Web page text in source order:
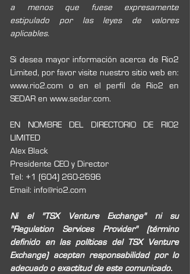
a menos que fuese expresamente
estipulado por las leyes de valores
aplicables.
Si desea mayor información acerca de Rio2
Limited, por favor visite nuestro sitio web en:
www.rio2.com o en el perfil de Rio2 en
SEDAR en www.sedar.com.
EN NOMBRE DEL DIRECTORIO DE RIO2
LIMITED
Alex Black
Presidente CEO y Director
Tel: +1 (604) 260-2696
Email: info@rio2.com
Ni el "TSX Venture Exchange" ni su
"Regulation Services Provider" (término
definido en las políticas del TSX Venture
Exchange) aceptan responsabilidad por lo
adecuado o exactitud de este comunicado.